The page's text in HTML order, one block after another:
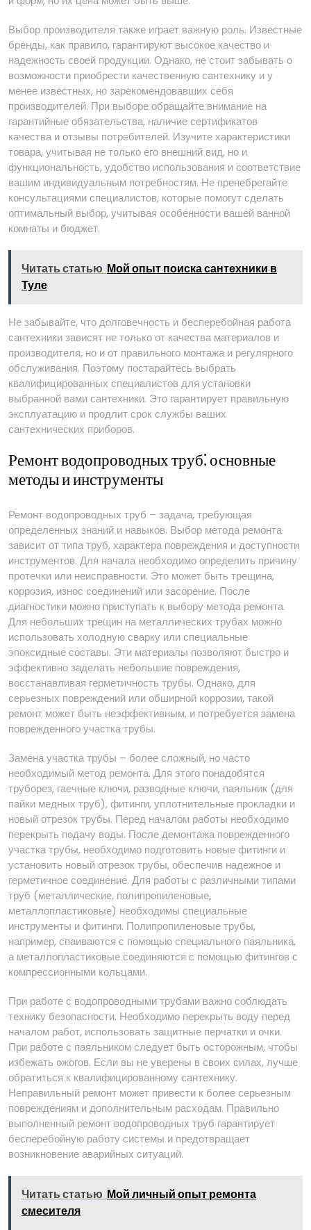
Выбор производителя также играет важную роль. Известные
бренды, как правило, гарантируют высокое качество и
надежность своей продукции. Однако, не стоит забывать о
возможности приобрести качественную сантехнику и у
менее известных, но зарекомендовавших себя
производителей. При выборе обращайте внимание на
гарантийные обязательства, наличие сертификатов
качества и отзывы потребителей. Изучите характеристики
товара, учитывая не только его внешний вид, но и
функциональность, удобство использования и соответствие
вашим индивидуальным потребностям. Не пренебрегайте
консультациями специалистов, которые помогут сделать
оптимальный выбор, учитывая особенности вашей ванной
комнаты и бюджет.
Читать статью Мой опыт поиска сантехники в
Туле
Не забывайте, что долговечность и бесперебойная работа
сантехники зависят не только от качества материалов и
производителя, но и от правильного монтажа и регулярного
обслуживания. Поэтому постарайтесь выбрать
квалифицированных специалистов для установки
выбранной вами сантехники. Это гарантирует правильную
эксплуатацию и продлит срок службы ваших
сантехнических приборов.
Ремонт водопроводных труб⁚ основные
методы и инструменты
Ремонт водопроводных труб – задача, требующая
определенных знаний и навыков. Выбор метода ремонта
зависит от типа труб, характера повреждения и доступности
инструментов. Для начала необходимо определить причину
протечки или неисправности. Это может быть трещина,
коррозия, износ соединений или засорение. После
диагностики можно приступать к выбору метода ремонта.
Для небольших трещин на металлических трубах можно
использовать холодную сварку или специальные
эпоксидные составы. Эти материалы позволяют быстро и
эффективно заделать небольшие повреждения,
восстанавливая герметичность трубы. Однако, для
серьезных повреждений или обширной коррозии, такой
ремонт может быть неэффективным, и потребуется замена
поврежденного участка трубы.
Замена участка трубы – более сложный, но часто
необходимый метод ремонта. Для этого понадобятся
труборез, гаечные ключи, разводные ключи, паяльник (для
пайки медных труб), фитинги, уплотнительные прокладки и
новый отрезок трубы. Перед началом работы необходимо
перекрыть подачу воды. После демонтажа поврежденного
участка трубы, необходимо подготовить новые фитинги и
установить новый отрезок трубы, обеспечив надежное и
герметичное соединение. Для работы с различными типами
труб (металлические, полипропиленовые,
металлопластиковые) необходимы специальные
инструменты и фитинги. Полипропиленовые трубы,
например, спаиваются с помощью специального паяльника,
а металлопластиковые соединяются с помощью фитингов с
компрессионными кольцами.
При работе с водопроводными трубами важно соблюдать
технику безопасности. Необходимо перекрыть воду перед
началом работ, использовать защитные перчатки и очки.
При работе с паяльником следует быть осторожным, чтобы
избежать ожогов. Если вы не уверены в своих силах, лучше
обратиться к квалифицированному сантехнику.
Неправильный ремонт может привести к более серьезным
повреждениям и дополнительным расходам. Правильно
выполненный ремонт водопроводных труб гарантирует
бесперебойную работу системы и предотвращает
возникновение аварийных ситуаций.
Читать статью Мой личный опыт ремонта
смесителя